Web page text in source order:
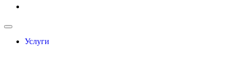
Услуги